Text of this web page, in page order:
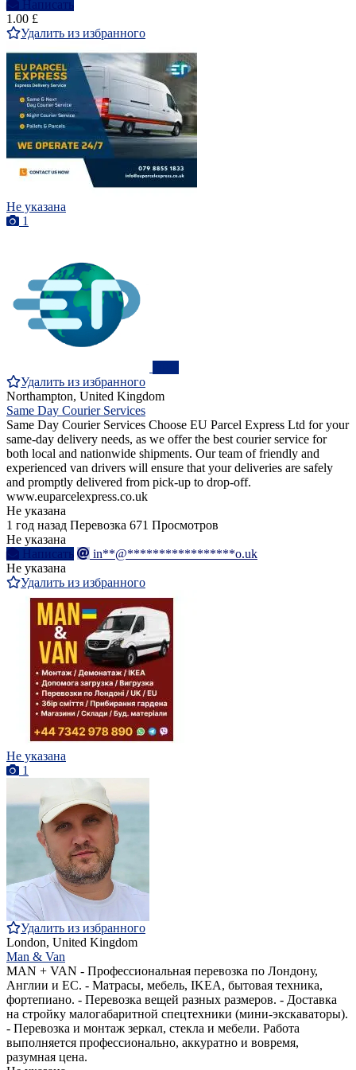
Написать
1.00 £
Удалить из избранного
Не указана
1
Удалить из избранного
Northampton, United Kingdom
Same Day Courier Services
Same Day Courier Services Choose EU Parcel Express Ltd for your
same-day delivery needs, as we offer the best courier service for
both local and nationwide shipments. Our team of friendly and
experienced van drivers will ensure that your deliveries are safely
and promptly delivered from pick-up to drop-off.
www.euparcelexpress.co.uk
Не указана
1 год назад Перевозка 671 Просмотров
Не указана
Написать
in**@*****************o.uk
Не указана
Удалить из избранного
Не указана
1
Удалить из избранного
London, United Kingdom
Man & Van
MAN + VAN - Профессиональная перевозка по Лондону,
Англии и ЕС. - Матрасы, мебель, IKEA, бытовая техника,
фортепиано. - Перевозка вещей разных размеров. - Доставка
на стройку малогабаритной спецтехники (мини-экскаваторы).
- Перевозка и монтаж зеркал, стекла и мебели. Работа
выполняется профессионально, аккуратно и вовремя,
разумная цена.